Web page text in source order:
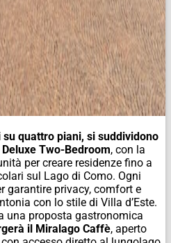
quattro piani, si suddividono
Two-Bedroom, con la
per creare residenze fino a
sul Lago di Como. Ogni
garantire privacy, comfort e
con lo stile di Villa d’Este.
una proposta gastronomica
il Miralago Caffè, aperto